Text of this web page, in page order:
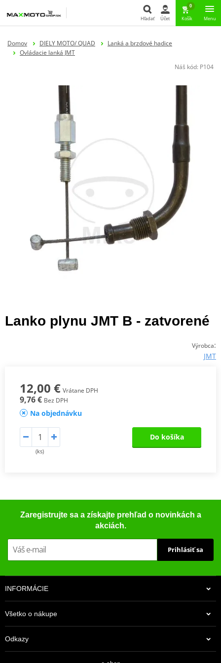
Hľadať Účet
0
Košík Menu
Domov DIELY MOTO/ QUAD
Lanká a brzdové hadice
Ovládacie lanká JMT
Náš kód: P104
Lanko plynu JMT B - zatvorené
Výrobca:
JMT
12,00 € Vrátane DPH
9,76 € Bez DPH
Na objednávku
(ks)
Do košíka
Zaregistrujte sa a získajte prehľad o novinkách a
akciách.
Prihlásiť sa
INFORMÁCIE
Všetko o nákupe
Odkazy